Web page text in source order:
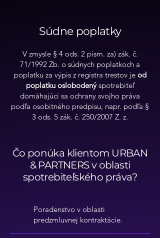
Súdne poplatky
V zmysle § 4 ods. 2 písm. za) zák. č.
71/1992 Zb. o súdnych poplatkoch a
poplatku za výpis z registra trestov jeod
poplatku oslobodenýspotrebiteľ
domáhajúci sa ochrany svojho práva
podľa osobitného predpisu, napr. podľa §
3 ods. 5 zák. č. 250/2007 Z. z.
Čo ponúka klientom URBAN
& PARTNERS v oblasti
spotrebiteľského práva?
Poradenstvo v oblasti
predzmluvnej kontraktácie.